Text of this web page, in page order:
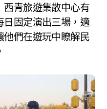
西青旅遊集散中心有
日固定演出三場，適
他們在遊玩中瞭解民